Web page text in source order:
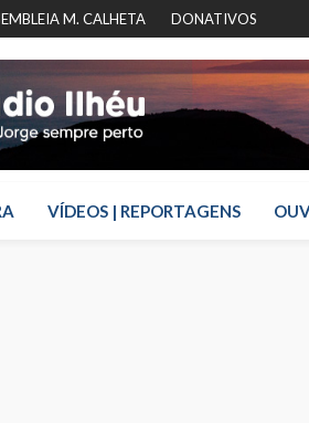
M. CALHETA DONATIVOS
VÍDEOS | REPORTAGENS